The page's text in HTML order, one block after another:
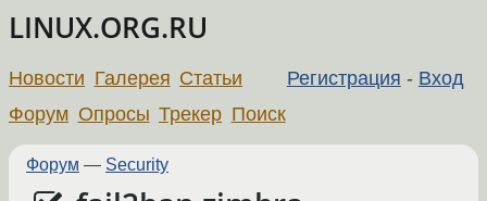
LINUX.ORG.RU
Регистрация - Вход
Новости Галерея Статьи
Форум Опросы Трекер Поиск
Форум — Security